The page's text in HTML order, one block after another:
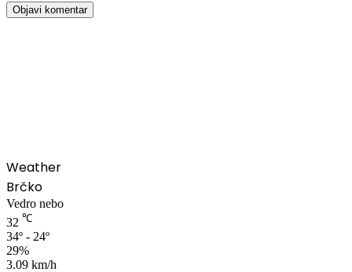
Weather
Brčko
Vedro nebo
32 ℃
34º - 24º
29%
3.09 km/h